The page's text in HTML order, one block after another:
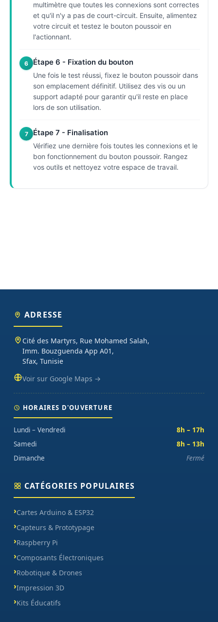
multimètre que toutes les connexions sont correctes
et qu'il n'y a pas de court-circuit. Ensuite, alimentez
votre circuit et testez le bouton poussoir en
l'actionnant.
6 Étape 6 - Fixation du bouton
Une fois le test réussi, fixez le bouton poussoir dans
son emplacement définitif. Utilisez des vis ou un
support adapté pour garantir qu'il reste en place
lors de son utilisation.
7 Étape 7 - Finalisation
Vérifiez une dernière fois toutes les connexions et le
bon fonctionnement du bouton poussoir. Rangez
vos outils et nettoyez votre espace de travail.
ADRESSE
Cité des Martyrs, Rue Mohamed Salah,
Imm. Bouzguenda App A01,
Sfax, Tunisie
Voir sur Google Maps →
HORAIRES D'OUVERTURE
Lundi – Vendredi
8h – 17h
Samedi
8h – 13h
Dimanche
Fermé
CATÉGORIES POPULAIRES
Cartes Arduino & ESP32
Capteurs & Prototypage
Raspberry Pi
Composants Électroniques
Robotique & Drones
Impression 3D
Kits Éducatifs